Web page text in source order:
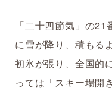
「二十四節気」の
に雪が降り、積もる
初氷が張り、全国的
っては「スキー場開